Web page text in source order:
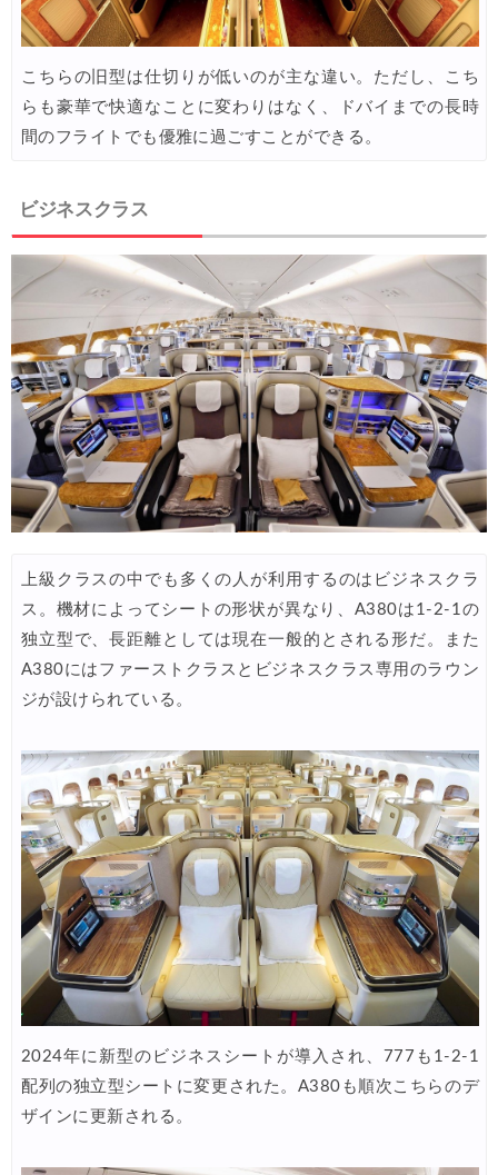
06/15 Trip.com) ロサンゼルス旅行 最大50%OFFセール
楽天トラベル) 海外ツアー 最大30,000円OFFクーポン
06/12 Agoda) リゾートホテル 最大15%OFFセール
06/11 JTB) 海外ツアータイムセール
06/11 HIS) イギリスツアー(添乗員同行) 最大15,000円OFFクーポ
JAL) 海外航空券タイムセール
06/10 楽天トラベル) 海外ツアー 最大30,000円OFFクーポン
06/11 楽天トラベル) 海外ツアー(スーパーセール) 最大50,000円OFFクー
06/08 Expedia) ホテル(VISA所有者) 18%OFFクーポン
06/08 Expedia) 航空券+ホテル 4,500円OFFクーポン
06/06 HIS) 海外航空券 2,000円OFFクーポン
06/05 HIS) 海外航空券タイムセール
06/04 HIS) アジアビーチキャンペーン(関西発)
06/04 楽天トラベル) 海外ツアー(スーパーセール) 最大50,000円OFFクー
06/03 Trip.com) 航空券＋ホテル 最大5,000円OFFクーポン
06/02 Trip.com) ホテル 最大2,000円OFFクーポン
06/01 Agoda) ホテル 最大8%OFFクーポン
06/01 Trip.com) 海外ホテル2%OFFクーポン TRIP1
06/01 エアトリ) 海外航空券(60日前) 1,000円OFFクーポン
06/01 Trip.com) 海外航空券1%OFFクーポン TRIP2
05/30 楽天トラベル) 海外ツアー 最大30,000円OFFクーポン
05/28 楽天トラベル) 海外ツアー 最大50,000円OFFクーポン
05/27 JTB) 海外ツアー(冬・春) 最大40,000円OFFクーポン
こちらの旧型は仕切りが低いのが主な違い。ただし、こち
らも豪華で快適なことに変わりはなく、ドバイまでの長時
間のフライトでも優雅に過ごすことができる。
ビジネスクラス
上級クラスの中でも多くの人が利用するのはビジネスクラ
ス。機材によってシートの形状が異なり、A380は1-2-1の
独立型で、長距離としては現在一般的とされる形だ。また
A380にはファーストクラスとビジネスクラス専用のラウン
ジが設けられている。
2024年に新型のビジネスシートが導入され、777も1-2-1
配列の独立型シートに変更された。A380も順次こちらのデ
ザインに更新される。